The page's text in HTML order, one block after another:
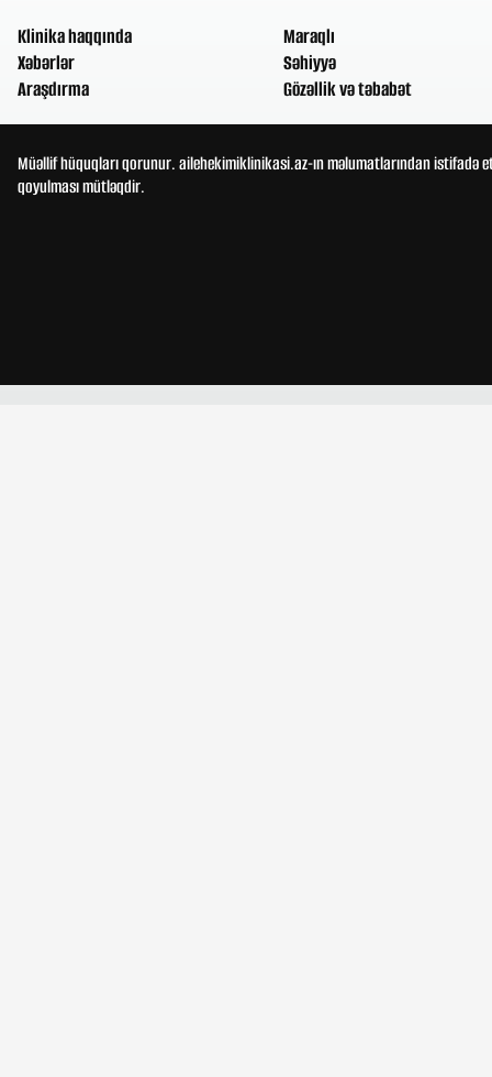
Klinika haqqında
Xəbərlər
Araşdırma
Maraqlı
Səhiyyə
Gözəllik və təbabət
Müəllif hüquqları qorunur. ailehekimiklinikasi.az-ın məlumatlarından
qoyulması mütləqdir.